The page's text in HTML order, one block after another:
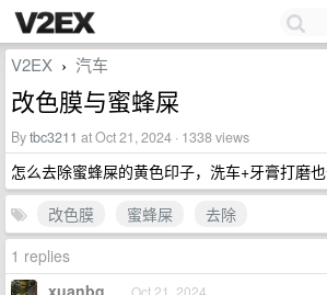
V2EX › 汽车
改色膜与蜜蜂屎
Bytbc3211 at Oct 21, 2024 · 1338 views
怎么去除蜜蜂屎的黄色印子，洗车+牙膏打磨
改色膜
蜜蜂屎
去除
1 replies
xuanbg Oct 21, 2024